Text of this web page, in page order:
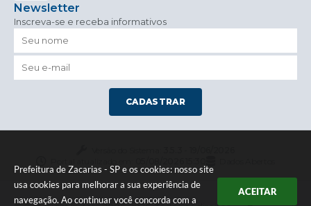
Prefeitura de Zacarias - SP e os cookies: nosso site
usa cookies para melhorar a sua experiência de
navegação. Ao continuar você concorda com a
ACEITAR
Newsletter
Inscreva-se e receba informativos
CADASTRAR